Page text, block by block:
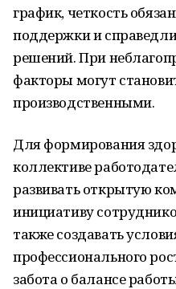
график, четкость
поддержки и
решений. При
факторы могут
производственными.
Для формирования
коллективе
развивать открытую
инициативу
также создавать
профессионального
забота о балансе